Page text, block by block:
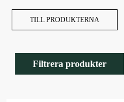
TILL PRODUKTERNA
Filtrera produkter